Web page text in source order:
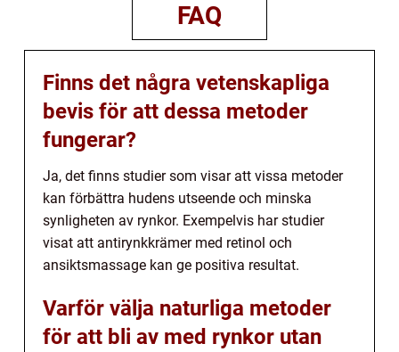
FAQ
Finns det några vetenskapliga
bevis för att dessa metoder
fungerar?
Ja, det finns studier som visar att vissa metoder
kan förbättra hudens utseende och minska
synligheten av rynkor. Exempelvis har studier
visat att antirynkkrämer med retinol och
ansiktsmassage kan ge positiva resultat.
Varför välja naturliga metoder
för att bli av med rynkor utan